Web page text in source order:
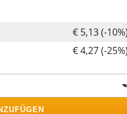
€ 5,13 (-
€ 4,27 (-